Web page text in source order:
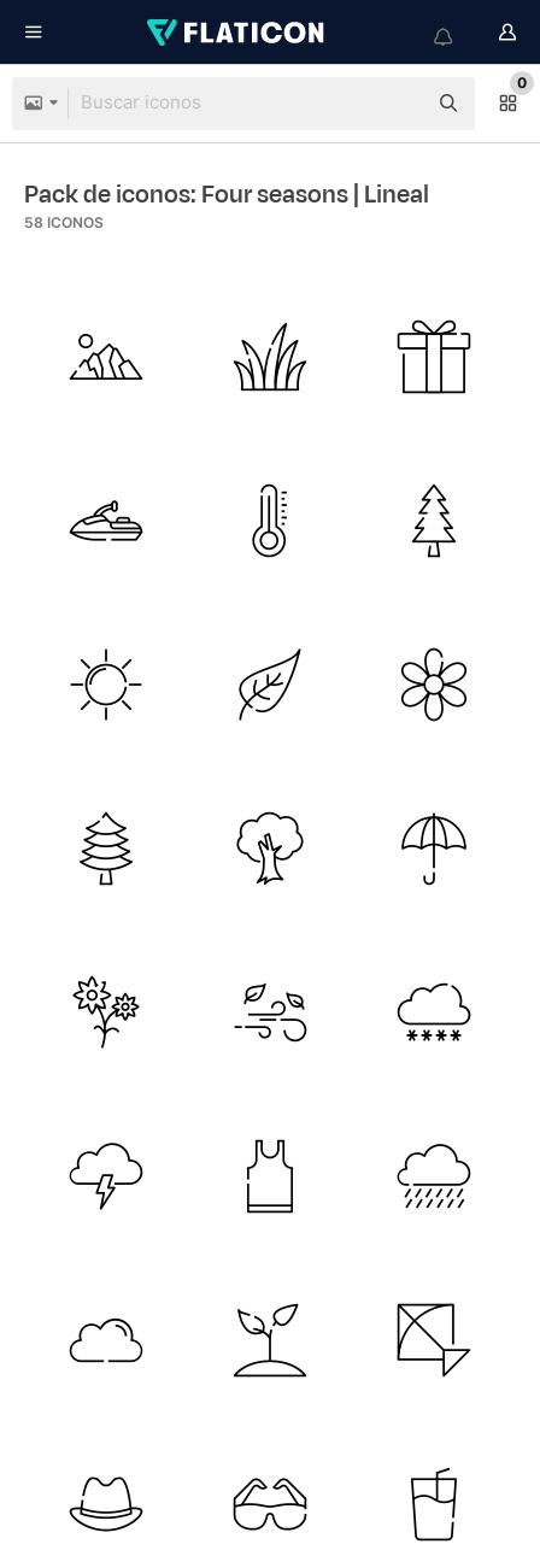
0
Pack de iconos: Four seasons| Lineal
58 ICONOS